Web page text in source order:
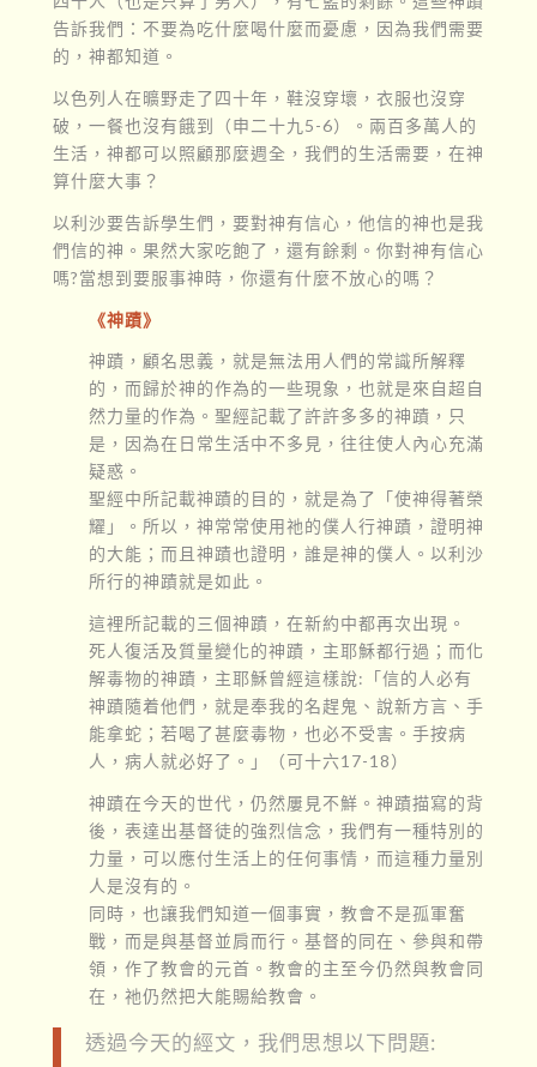
告訴我們：不要為吃什麼喝什麼而憂慮，因為我們需要
的，神都知道。
以色列人在曠野走了四十年，鞋沒穿壞，衣服也沒穿
破，一餐也沒有餓到（申二十九5-6）。兩百多萬人的
生活，神都可以照顧那麼週全，我們的生活需要，在神
算什麼大事？
以利沙要告訴學生們，要對神有信心，他信的神也是我
們信的神。果然大家吃飽了，還有餘剩。你對神有信心
嗎?當想到要服事神時，你還有什麼不放心的嗎？
《神蹟》
神蹟，顧名思義，就是無法用人們的常識所解釋
的，而歸於神的作為的一些現象，也就是來自超自
然力量的作為。聖經記載了許許多多的神蹟，只
是，因為在日常生活中不多見，往往使人內心充滿
疑惑。
聖經中所記載神蹟的目的，就是為了「使神得著榮
耀」。所以，神常常使用祂的僕人行神蹟，證明神
的大能；而且神蹟也證明，誰是神的僕人。以利沙
所行的神蹟就是如此。
這裡所記載的三個神蹟，在新約中都再次出現。
死人復活及質量變化的神蹟，主耶穌都行過；而化
解毒物的神蹟，主耶穌曾經這樣說:「信的人必有
神蹟隨着他們，就是奉我的名趕鬼、說新方言、手
能拿蛇；若喝了甚麼毒物，也必不受害。手按病
人，病人就必好了。」（可十六17-18）
神蹟在今天的世代，仍然屢見不鮮。神蹟描寫的背
後，表達出基督徒的強烈信念，我們有一種特別的
力量，可以應付生活上的任何事情，而這種力量別
人是沒有的。
同時，也讓我們知道一個事實，教會不是孤軍奮
戰，而是與基督並肩而行。基督的同在、參與和帶
領，作了教會的元首。教會的主至今仍然與教會同
在，祂仍然把大能賜給教會。
透過今天的經文，我們思想以下問題: